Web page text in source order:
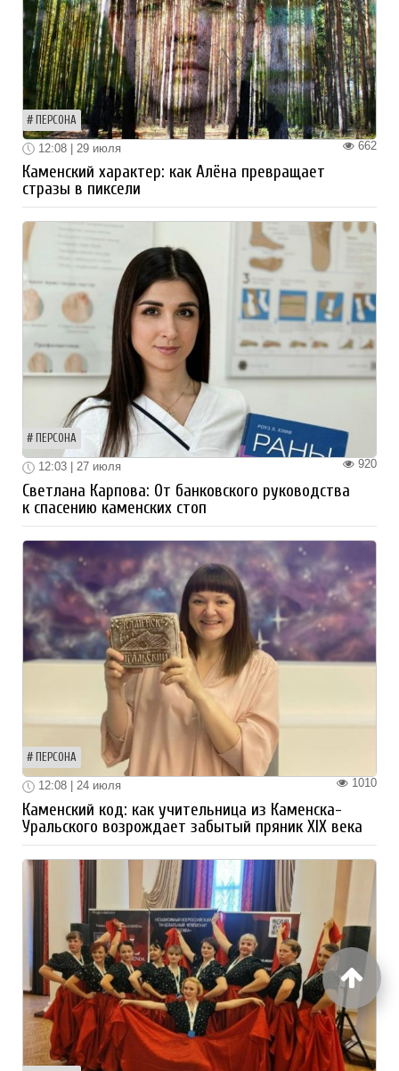
ПЕРСОНА
662
12:08 | 29 июля
Каменский характер: как Алёна превращает
стразы в пиксели
ПЕРСОНА
920
12:03 | 27 июля
Светлана Карпова: От банковского руководства
к спасению каменских стоп
ПЕРСОНА
1010
12:08 | 24 июля
Каменский код: как учительница из Каменска-
Уральского возрождает забытый пряник XIX века